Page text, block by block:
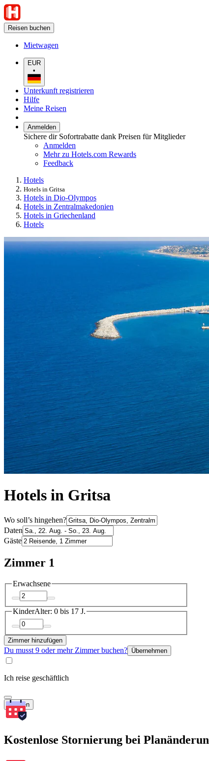
Reisen buchen
Mietwagen
EUR
•
Unterkunft registrieren
Hilfe
Meine Reisen
Anmelden
Sichere dir Sofortrabatte dank Preisen für Mitglieder
Anmelden
Mehr zu Hotels.com Rewards
Feedback
Hotels
Hotels in Gritsa
Hotels in Dio-Olympos
Hotels in Zentralmakedonien
Hotels in Griechenland
Hotels
Hotels in Gritsa
Wo soll’s hingehen?
Daten
Gäste
Zimmer 1
Erwachsene
KinderAlter: 0 bis 17 J.
Zimmer hinzufügen
Du musst 9 oder mehr Zimmer buchen? Übernehmen
Ich reise geschäftlich
Suchen
Kostenlose Stornierung bei